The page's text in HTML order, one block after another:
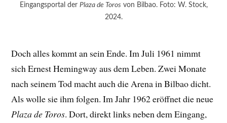
Eingangsportal der Plaza de Toros von Bilbao. Foto: W. Stock,
2024.
Doch alles kommt an sein Ende. Im Juli 1961 nimmt
sich Ernest Hemingway aus dem Leben. Zwei Monate
nach seinem Tod macht auch die Arena in Bilbao dicht.
Als wolle sie ihm folgen. Im Jahr 1962 eröffnet die neue
Plaza de Toros. Dort, direkt links neben dem Eingang,